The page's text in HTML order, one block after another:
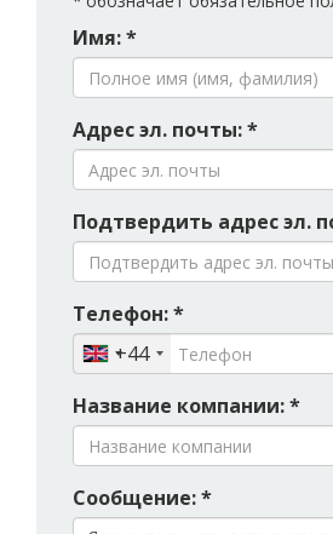
Имя: *
Адрес эл. почты: *
Подтвердить адрес эл.
Телефон: *
+44
Название компании: *
Сообщение: *